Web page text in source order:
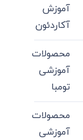
آموزش
آکاردئون
محصولات
آموزشی
تومبا
محصولات
آموزشی